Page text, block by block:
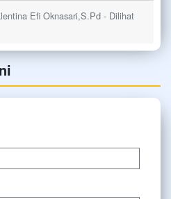
Efi Oknasari,S.Pd - Dilihat